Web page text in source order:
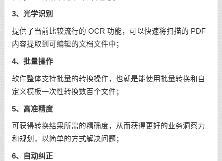
3、光学识别
提供了当前比较流行的 OCR 功能，可以快速将扫描的 PDF
内容提取到可编辑的文档文件中；
4、批量操作
软件整体支持批量的转换操作，也就是能使用批量转换和自
定义模板一次性转换数百个文件；
5、高准精度
可获得转换结果所需的精确度，从而获得更好的业务洞察力
和规划，以简单的方式解决问题；
6、自动纠正